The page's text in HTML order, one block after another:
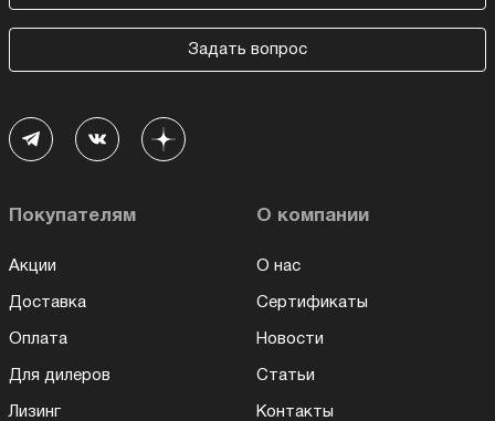
Задать вопрос
Покупателям
Акции
Доставка
Оплата
Для дилеров
Лизинг
О компании
О нас
Сертификаты
Новости
Статьи
Контакты